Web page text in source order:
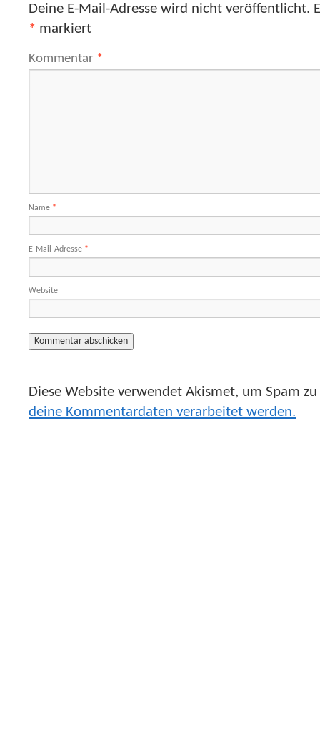
Deine E-Mail-Adresse wird nicht veröffentlicht.
* markiert
Kommentar *
Name *
E-Mail-Adresse *
Website
Diese Website verwendet Akismet, um Spam
deine Kommentardaten verarbeitet werden.